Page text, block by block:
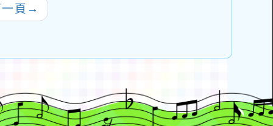
假，家庭好
頁 →